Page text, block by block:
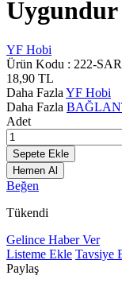
Uygundur
YF Hobi
Ürün Kodu : 222-
18,90 TL
Daha Fazla YF Hobi
Daha Fazla
Adet
Sepete Ekle
Hemen Al
Beğen
Tükendi
Gelince Haber Ver
Listeme Ekle Tavsiye
Paylaş